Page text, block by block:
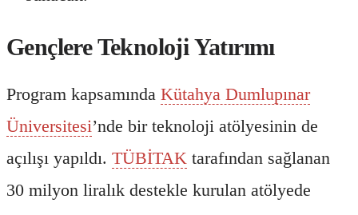
Gençlere Teknoloji Yatırımı
Program kapsamında Kütahya Dumlupınar
Üniversitesi’nde bir teknoloji atölyesinin de
açılışı yapıldı. TÜBİTAK tarafından sağlanan
30 milyon liralık destekle kurulan atölyede